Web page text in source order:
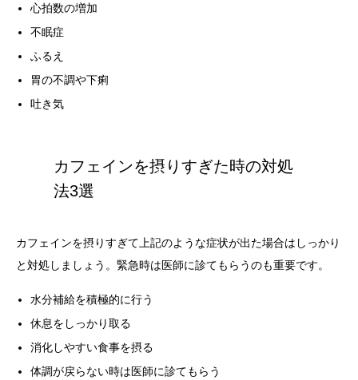
心拍数の増加
不眠症
ふるえ
胃の不調や下痢
吐き気
カフェインを摂りすぎた時の対処
法3選
カフェインを摂りすぎて上記のような症状が出た場合はしっかり
と対処しましょう。緊急時は医師に診てもらうのも重要です。
水分補給を積極的に行う
休息をしっかり取る
消化しやすい食事を摂る
体調が戻らない時は医師に診てもらう